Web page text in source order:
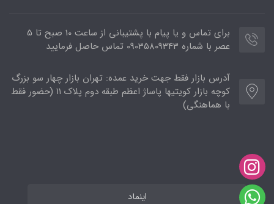
برای تماس و یا پیام با پشتیبانی از ساعت 10 صبح تا 5
عصر با شماره 09035809343 تماس حاصل فرمایید
آدرس بازار فقط جهت خرید عمده: تهران بازار چهار سو بزرگ
کوچه بازار کویتیها پاساژ اعظم طبقه دوم پلاک ۱۱ (حضور فقط
با هماهنگی)
اینماد